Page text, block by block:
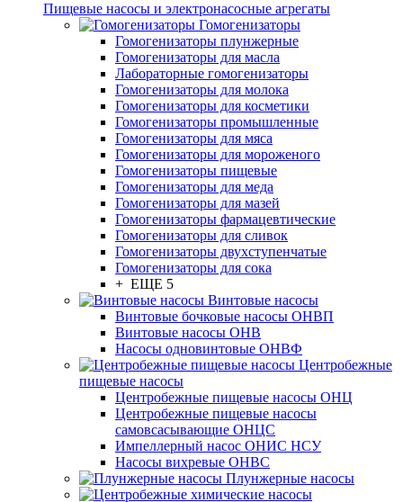
Пищевые насосы и электронасосные агрегаты
Гомогенизаторы
Гомогенизаторы плунжерные
Гомогенизаторы для масла
Лабораторные гомогенизаторы
Гомогенизаторы для молока
Гомогенизаторы для косметики
Гомогенизаторы промышленные
Гомогенизаторы для мяса
Гомогенизаторы для мороженого
Гомогенизаторы пищевые
Гомогенизаторы для меда
Гомогенизаторы для мазей
Гомогенизаторы фармацевтические
Гомогенизаторы для сливок
Гомогенизаторы двухступенчатые
Гомогенизаторы для сока
+ ЕЩЕ 5
Винтовые насосы
Винтовые бочковые насосы ОНВП
Винтовые насосы ОНВ
Насосы одновинтовые ОНВФ
Центробежные
пищевые насосы
Центробежные пищевые насосы ОНЦ
Центробежные пищевые насосы
самовсасывающие ОНЦС
Импеллерный насос ОНИС НСУ
Насосы вихревые ОНВС
Плунжерные насосы